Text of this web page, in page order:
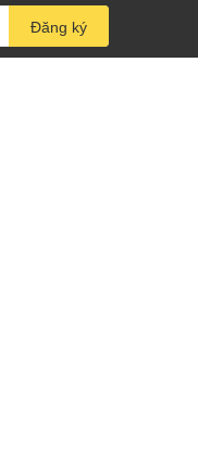
Đăng ký